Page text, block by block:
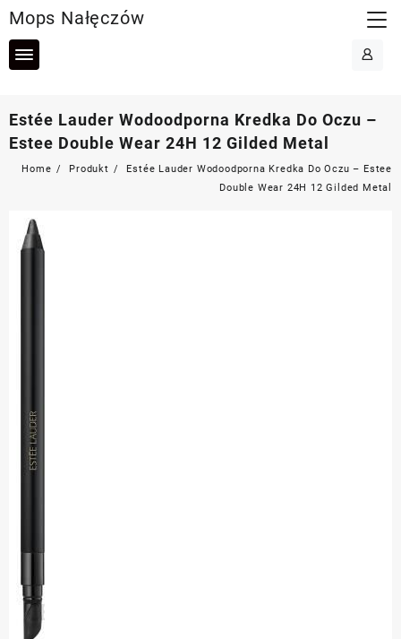
to
content
Mops Nałęczów
Estée Lauder Wodoodporna Kredka Do Oczu –
Estee Double Wear 24H 12 Gilded Metal
Home Produkt
Estée Lauder Wodoodporna Kredka Do Oczu – Estee
Double Wear 24H 12 Gilded Metal